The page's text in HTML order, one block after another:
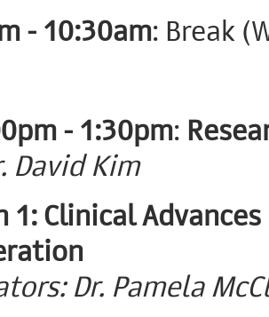
- 10:30am: Break
- 1:30pm:
David Kim
1: Clinical
Dr. Pamela